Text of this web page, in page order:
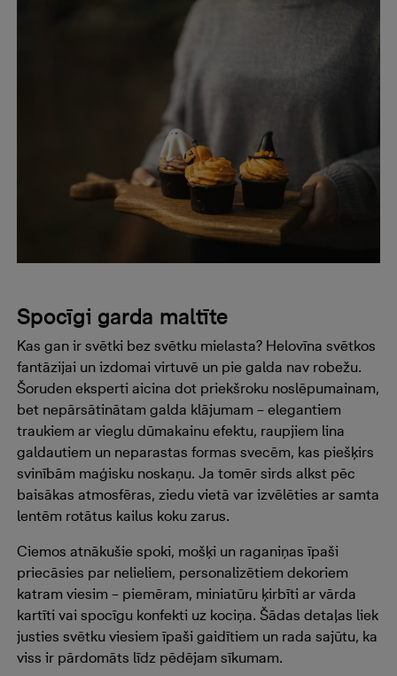
Spocīgi garda maltīte
Kas gan ir svētki bez svētku mielasta? Helovīna svētkos
fantāzijai un izdomai virtuvē un pie galda nav robežu.
Šoruden eksperti aicina dot priekšroku noslēpumainam,
bet nepārsātinātam galda klājumam – elegantiem
traukiem ar vieglu dūmakainu efektu, raupjiem lina
galdautiem un neparastas formas svecēm, kas piešķirs
svinībām maģisku noskaņu. Ja tomēr sirds alkst pēc
baisākas atmosfēras, ziedu vietā var izvēlēties ar samta
lentēm rotātus kailus koku zarus.
Ciemos atnākušie spoki, mošķi un raganiņas īpaši
priecāsies par nelieliem, personalizētiem dekoriem
katram viesim – piemēram, miniatūru ķirbīti ar vārda
kartīti vai spocīgu konfekti uz kociņa. Šādas detaļas liek
justies svētku viesiem īpaši gaidītiem un rada sajūtu, ka
viss ir pārdomāts līdz pēdējam sīkumam.